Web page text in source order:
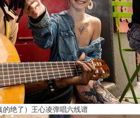
绝了）王心凌弹唱六线谱